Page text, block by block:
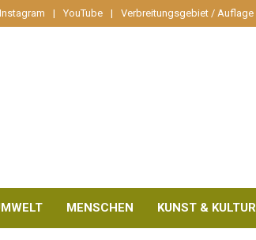
Instagram YouTube Verbreitungsgebiet / Auflage
MENSCHEN KUNST & KULTUR